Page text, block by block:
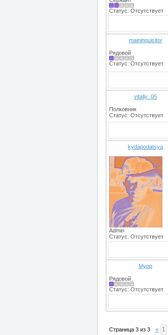
Статус: Отсутствует
maininquisitor
Рядовой
Статус: Отсутствует
vitaliy_05
Полковник
Статус: Отсутствует
kydapodatsya
Admin
Статус: Отсутствует
Мурр
Рядовой
Статус: Отсутствует
Страница 3из 3 « 1